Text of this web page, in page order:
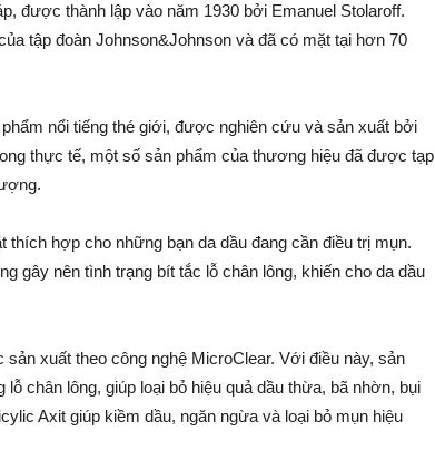
được thành lập vào năm 1930 bởi Emanuel Stolaroff.
tập đoàn Johnson&Johnson và đã có mặt tại hơn 70
nổi tiếng thé giới, được nghiên cứu và sản xuất bởi
thực tế, một số sản phẩm của thương hiệu đã được tạp
hợp cho những bạn da dầu đang cần điều trị mụn.
gây nên tình trạng bít tắc lỗ chân lông, khiến cho da dầu
xuất theo công nghệ MicroClear. Với điều này, sản
chân lông, giúp loại bỏ hiệu quả dầu thừa, bã nhờn, bụi
Axit giúp kiềm dầu, ngăn ngừa và loại bỏ mụn hiệu